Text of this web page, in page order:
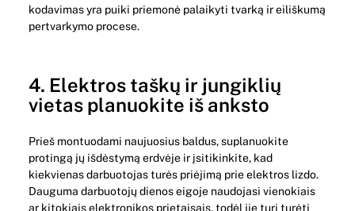
kodavimas yra puiki priemonė palaikyti tvarką ir eiliškumą
pertvarkymo procese.
4. Elektros taškų ir jungiklių
vietas planuokite iš anksto
Prieš montuodami naujuosius baldus, suplanuokite
protingą jų išdėstymą erdvėje ir įsitikinkite, kad
kiekvienas darbuotojas turės priėjimą prie elektros lizdo.
Dauguma darbuotojų dienos eigoje naudojasi vienokiais
ar kitokiais elektronikos prietaisais, todėl jie turi turėti